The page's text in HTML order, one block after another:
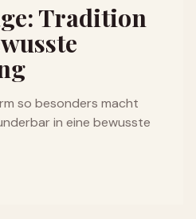
Tradition
so besonders macht
in eine bewusste